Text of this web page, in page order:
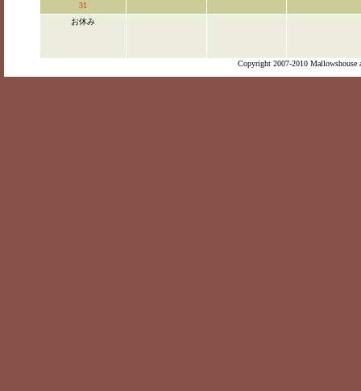
31
お休み
Copyright 2007-2010 Mallowshouse